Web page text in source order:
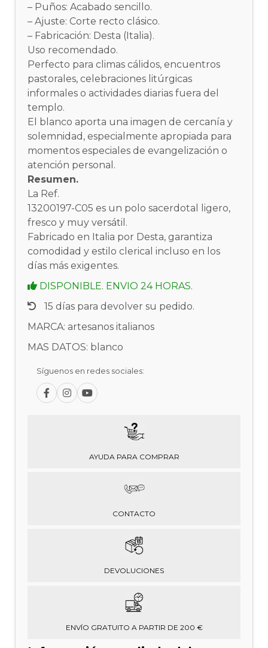
– Puños: Acabado sencillo.
– Ajuste: Corte recto clásico.
– Fabricación: Desta (Italia).
Uso recomendado.
Perfecto para climas cálidos, encuentros
pastorales, celebraciones litúrgicas
informales o actividades diarias fuera del
templo.
El blanco aporta una imagen de cercanía y
solemnidad, especialmente apropiada para
momentos especiales de evangelización o
atención personal.
Resumen.
La Ref.
13200197-C05 es un polo sacerdotal ligero,
fresco y muy versátil.
Fabricado en Italia por Desta, garantiza
comodidad y estilo clerical incluso en los
días más exigentes.
DISPONIBLE. ENVIO 24 HORAS.
15 días para devolver su pedido.
MARCA: artesanos italianos
MAS DATOS: blanco
Síguenos en redes sociales:
AYUDA PARA COMPRAR
CONTACTO
DEVOLUCIONES
ENVÍO GRATUITO A PARTIR DE 200 €